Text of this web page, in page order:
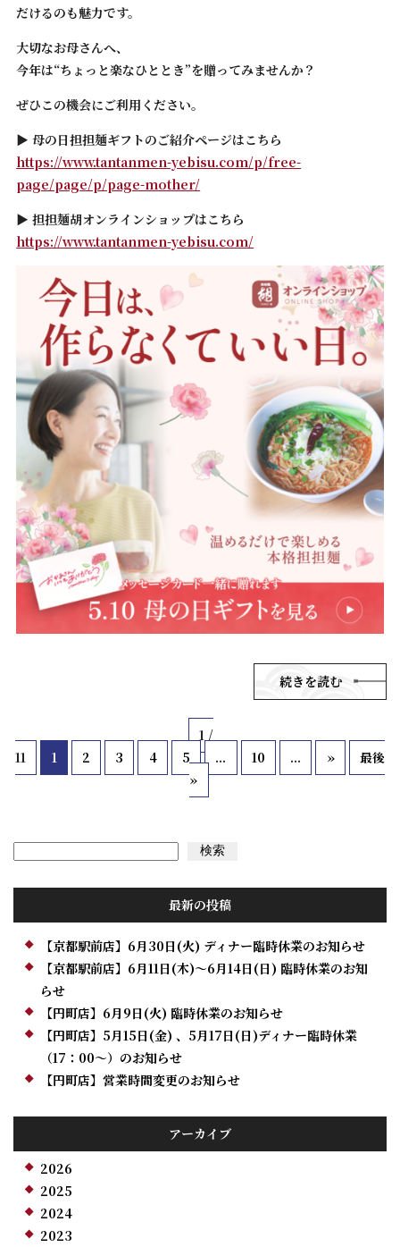
だけるのも魅力です。
大切なお母さんへ、
今年は“ちょっと楽なひととき”を贈ってみませんか？
ぜひこの機会にご利用ください。
▶ 母の日担担麺ギフトのご紹介ページはこちら
https://www.tantanmen-yebisu.com/p/free-
page/page/p/page-mother/
▶ 担担麺胡オンラインショップはこちら
https://www.tantanmen-yebisu.com/
続きを読む
1 /
11
1 2 3 4 5 ... 10 ... »
最後
»
検索
最新の投稿
【京都駅前店】6月30日(火) ディナー臨時休業のお知らせ
【京都駅前店】6月11日(木)～6月14日(日) 臨時休業のお知
らせ
【円町店】6月9日(火) 臨時休業のお知らせ
【円町店】5月15日(金) 、5月17日(日)ディナー臨時休業
（17：00～）のお知らせ
【円町店】営業時間変更のお知らせ
アーカイブ
2026
2025
2024
2023